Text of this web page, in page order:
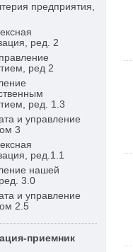
предприятия,
ред. 2
ред 2
ред. 1.3
и управление
3
ред.1.1
нашей
3.0
и управление
2.5
приемник